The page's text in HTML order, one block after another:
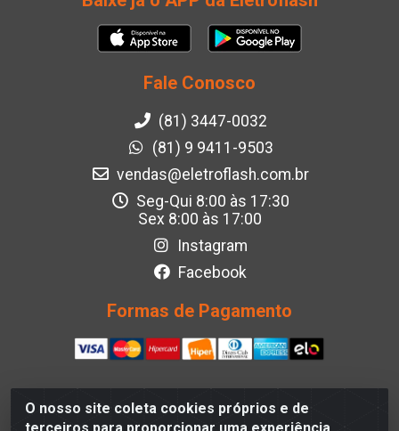
O nosso site coleta cookies próprios e de
Fale Conosco
(81) 3447-0032
(81) 9 9411-9503
vendas@eletroflash.com.br
Seg-Qui 8:00 às 17:30
Sex 8:00 às 17:00
Instagram
Facebook
Formas de Pagamento
Eletroflash - R. Maj. Justino da Silveira, 202 - Afogados,